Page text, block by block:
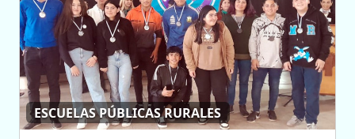
ESCUELAS PÚBLICAS RURALES